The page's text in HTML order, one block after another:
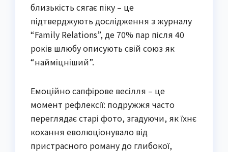
близькість сягає піку – це
підтверджують дослідження з журналу
“Family Relations”, де 70% пар після 40
років шлюбу описують свій союз як
“найміцніший”.
Емоційно сапфірове весілля – це
момент рефлексії: подружжя часто
переглядає старі фото, згадуючи, як їхнє
кохання еволюціонувало від
пристрасного роману до глибокої,